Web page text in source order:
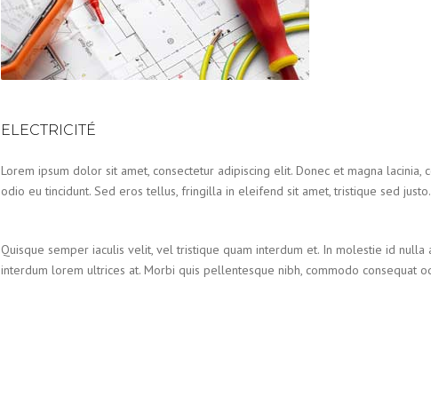
ELECTRICITÉ
Lorem ipsum dolor sit amet, consectetur adipiscing elit. Donec et magna lacinia,
odio eu tincidunt. Sed eros tellus, fringilla in eleifend sit amet, tristique sed justo.
Quisque semper iaculis velit, vel tristique quam interdum et. In molestie id
interdum lorem ultrices at. Morbi quis pellentesque nibh, commodo consequat